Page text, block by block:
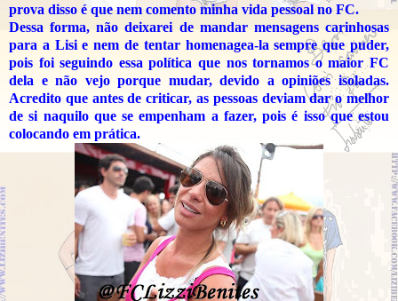
prova disso é que nem comento minha vida pessoal no FC.
Dessa forma, não deixarei de mandar mensagens carinhosas
para a Lisi e nem de tentar homenagea-la sempre que puder,
pois foi seguindo essa política que nos tornamos o maior FC
dela e não vejo porque mudar, devido a opiniões isoladas.
Acredito que antes de criticar, as pessoas deviam dar o melhor
de si naquilo que se empenham a fazer, pois é isso que estou
colocando em prática.